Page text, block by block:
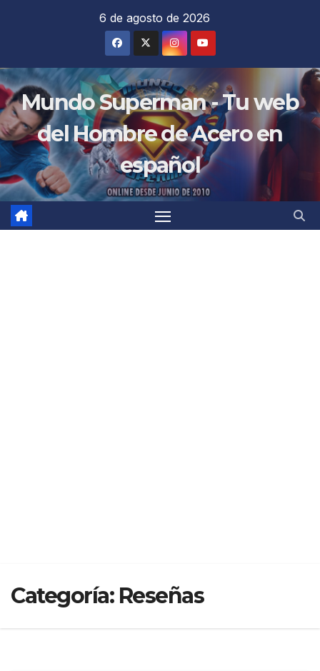
6 de agosto de 2026
Mundo Superman - Tu web
del Hombre de Acero en
español
Categoría: Reseñas